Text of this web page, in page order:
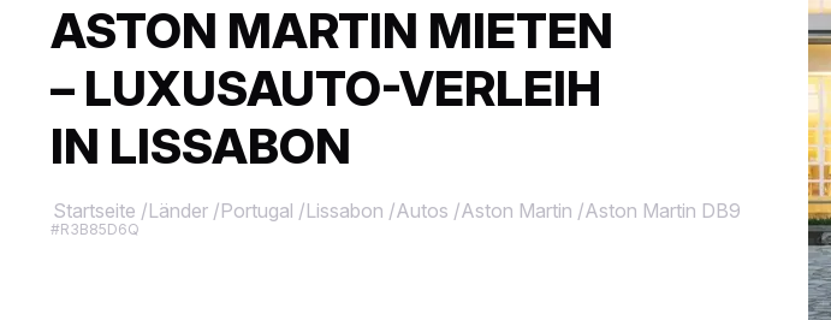
ASTON MARTIN MIETEN
– LUXUSAUTO-VERLEIH
IN LISSABON
Startseite /Länder /Portugal /Lissabon /Autos /Aston Martin /Aston Martin DB9
#R3B85D6Q